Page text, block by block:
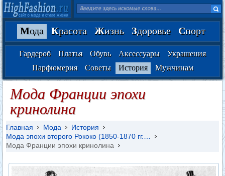
Мода Красота Жизнь Здоровье Спорт
Гардероб Платья Обувь Аксессуары
Украшения
Парфюмерия
Советы История Мужчинам
Мода Франции эпохи
кринолина
Главная Мода
История
Мода эпохи второго Рококо (1850-1870 гг.…
Мода Франции эпохи кринолина